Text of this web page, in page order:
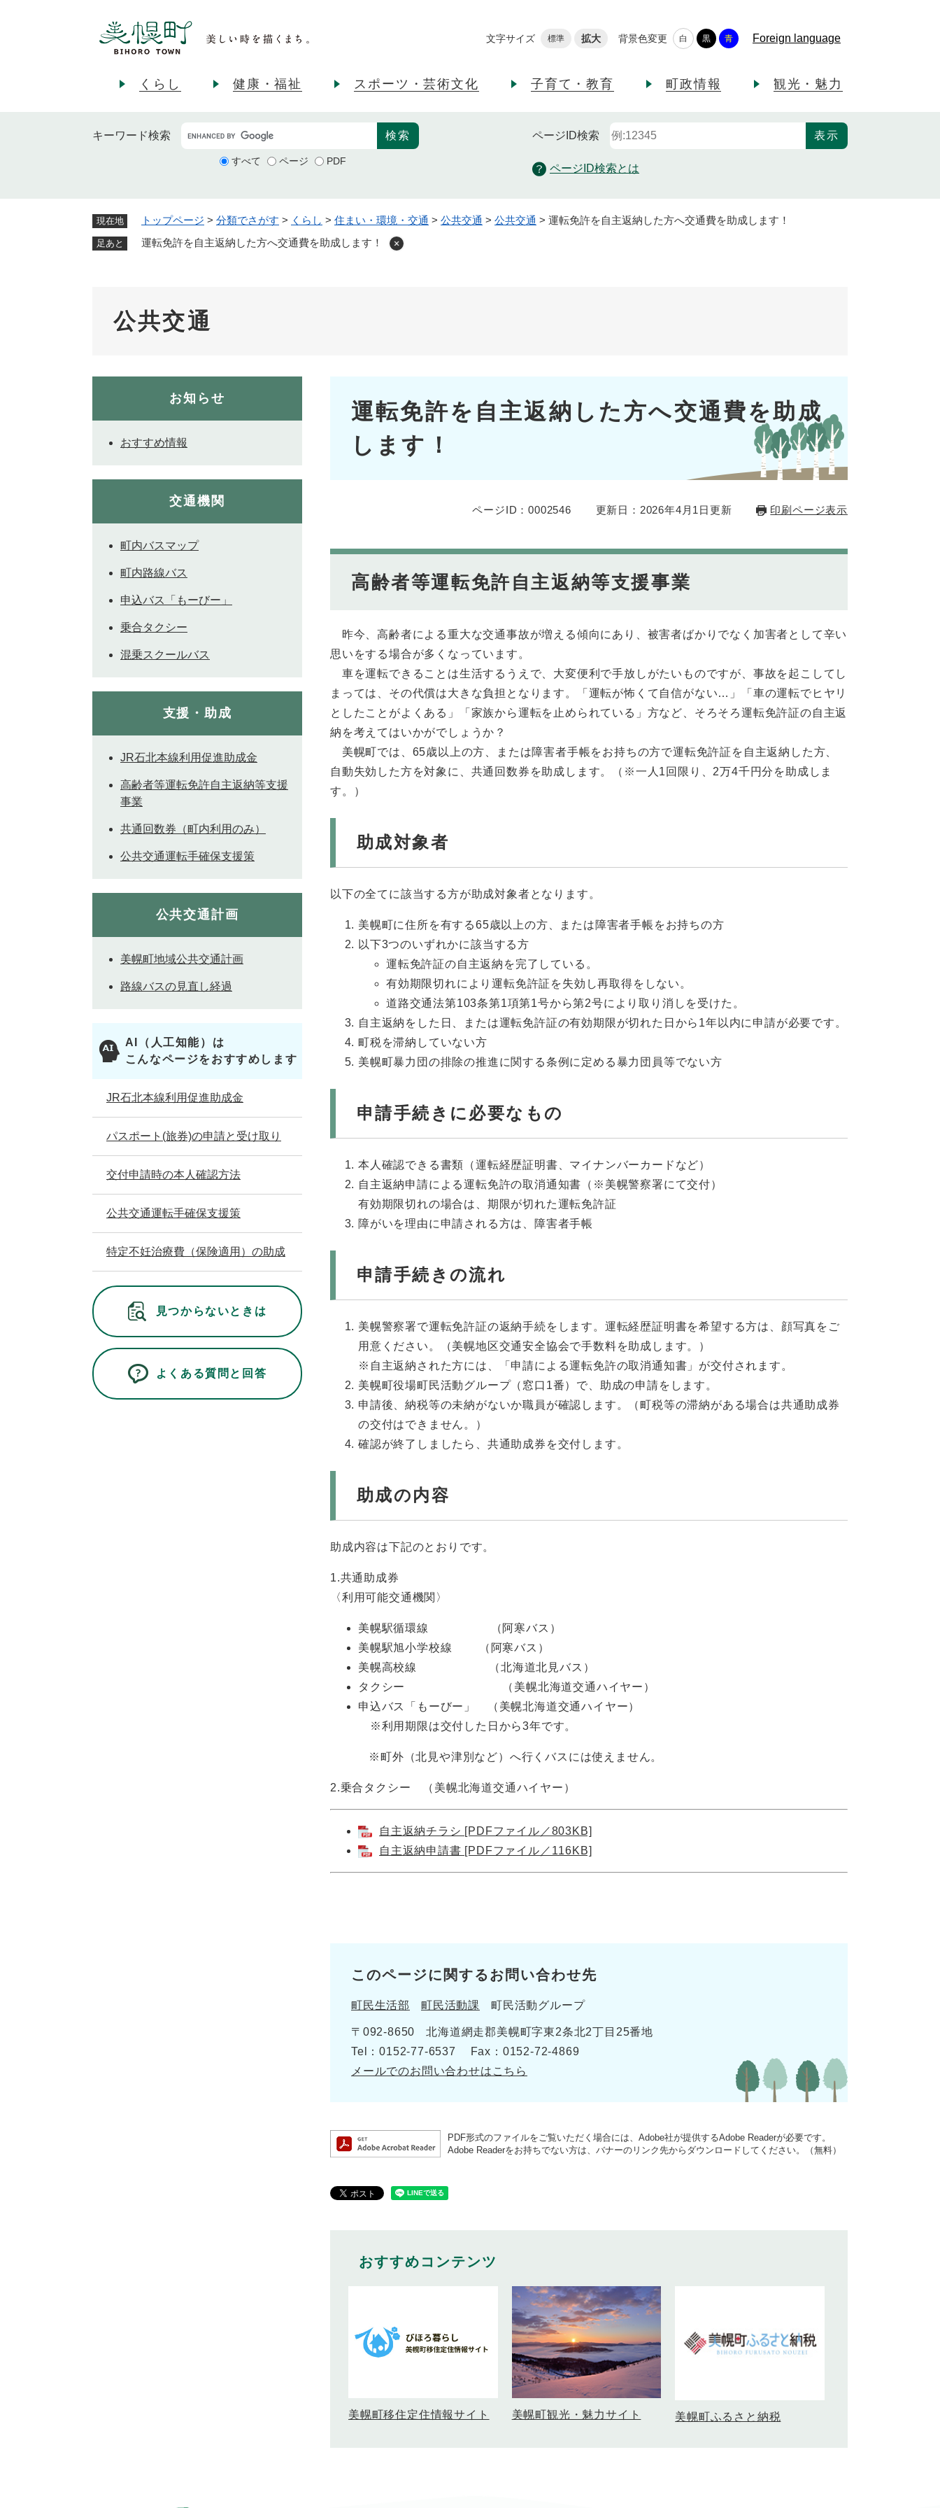
文字サイズ 標準 拡大 背景色変更 白 黒 青 Foreign language
くらし 健康・福祉 スポーツ・芸術文化 子育て・教育 町政情報 観光・魅力
キーワード検索
すべて ページ PDF
ページID検索
ページID検索とは
現在地 トップページ > 分類でさがす > くらし > 住まい・環境・交通 > 公共交通 > 公共交通 > 運転免許を自主返納した方へ交通費を助成します！
足あと 運転免許を自主返納した方へ交通費を助成します！
公共交通
運転免許を自主返納した方へ交通費を助成
します！
ページID：0002546 更新日：2026年4月1日更新 印刷ページ表示
高齢者等運転免許自主返納等支援事業
昨今、高齢者による重大な交通事故が増える傾向にあり、被害者ばかりでなく加害者として辛い
思いをする場合が多くなっています。
車を運転できることは生活するうえで、大変便利で手放しがたいものですが、事故を起こしてし
まっては、その代償は大きな負担となります。「運転が怖くて自信がない…」「車の運転でヒヤリ
としたことがよくある」「家族から運転を止められている」方など、そろそろ運転免許証の自主返
納を考えてはいかがでしょうか？
美幌町では、65歳以上の方、または障害者手帳をお持ちの方で運転免許証を自主返納した方、
自動失効した方を対象に、共通回数券を助成します。（※一人1回限り、2万4千円分を助成しま
す。）
助成対象者
以下の全てに該当する方が助成対象者となります。
美幌町に住所を有する65歳以上の方、または障害者手帳をお持ちの方
以下3つのいずれかに該当する方
運転免許証の自主返納を完了している。
有効期限切れにより運転免許証を失効し再取得をしない。
道路交通法第103条第1項第1号から第2号により取り消しを受けた。
自主返納をした日、または運転免許証の有効期限が切れた日から1年以内に申請が必要です。
町税を滞納していない方
美幌町暴力団の排除の推進に関する条例に定める暴力団員等でない方
申請手続きに必要なもの
本人確認できる書類（運転経歴証明書、マイナンバーカードなど）
自主返納申請による運転免許の取消通知書（※美幌警察署にて交付）
有効期限切れの場合は、期限が切れた運転免許証
障がいを理由に申請される方は、障害者手帳
申請手続きの流れ
美幌警察署で運転免許証の返納手続をします。運転経歴証明書を希望する方は、顔写真をご
用意ください。（美幌地区交通安全協会で手数料を助成します。）
※自主返納された方には、「申請による運転免許の取消通知書」が交付されます。
美幌町役場町民活動グループ（窓口1番）で、助成の申請をします。
申請後、納税等の未納がないか職員が確認します。（町税等の滞納がある場合は共通助成券
の交付はできません。）
確認が終了しましたら、共通助成券を交付します。
助成の内容
助成内容は下記のとおりです。
1.共通助成券
〈利用可能交通機関〉
美幌駅循環線 （阿寒バス）
美幌駅旭小学校線 （阿寒バス）
美幌高校線 （北海道北見バス）
タクシー （美幌北海道交通ハイヤー）
申込バス「もーびー」 （美幌北海道交通ハイヤー）
※利用期限は交付した日から3年です。
※町外（北見や津別など）へ行くバスには使えません。
2.乗合タクシー （美幌北海道交通ハイヤー）
自主返納チラシ [PDFファイル／803KB]
自主返納申請書 [PDFファイル／116KB]
このページに関するお問い合わせ先
町民生活部 町民活動課 町民活動グループ
〒092-8650
北海道網走郡美幌町字東2条北2丁目25番地
Tel：0152-77-6537
Fax：0152-72-4869
メールでのお問い合わせはこちら
PDF形式のファイルをご覧いただく場合には、Adobe社が提供するAdobe Readerが必要です。
Adobe Readerをお持ちでない方は、バナーのリンク先からダウンロードしてください。（無料）
おすすめコンテンツ
美幌町移住定住情報サイト 美幌町観光・魅力サイト 美幌町ふるさと納税
お知らせ
おすすめ情報
交通機関
町内バスマップ
町内路線バス
申込バス「もーびー」
乗合タクシー
混乗スクールバス
支援・助成
JR石北本線利用促進助成金
高齢者等運転免許自主返納等支援
事業
共通回数券（町内利用のみ）
公共交通運転手確保支援策
公共交通計画
美幌町地域公共交通計画
路線バスの見直し経過
AI（人工知能）は
こんなページをおすすめします
JR石北本線利用促進助成金
パスポート(旅券)の申請と受け取り
交付申請時の本人確認方法
公共交通運転手確保支援策
特定不妊治療費（保険適用）の助成
見つからないときは
よくある質問と回答